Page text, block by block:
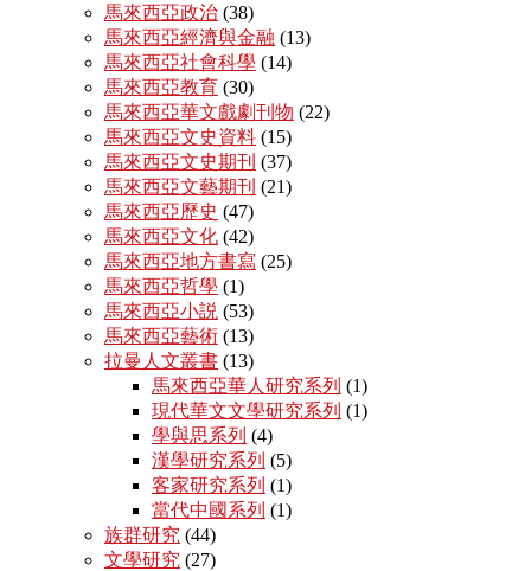
馬來西亞政治 (38)
馬來西亞經濟與金融 (13)
馬來西亞社會科學 (14)
馬來西亞教育 (30)
馬來西亞華文戲劇刊物 (22)
馬來西亞文史資料 (15)
馬來西亞文史期刊 (37)
馬來西亞文藝期刊 (21)
馬來西亞歷史 (47)
馬來西亞文化 (42)
馬來西亞地方書寫 (25)
馬來西亞哲學 (1)
馬來西亞小説 (53)
馬來西亞藝術 (13)
拉曼人文叢書 (13)
馬來西亞華人研究系列 (1)
現代華文文學研究系列 (1)
學與思系列 (4)
漢學研究系列 (5)
客家研究系列 (1)
當代中國系列 (1)
族群研究 (44)
文學研究 (27)